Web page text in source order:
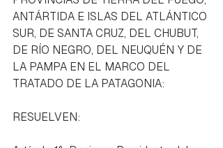
ANTÁRTIDA E ISLAS DEL ATLÁNTICO
SUR, DE SANTA CRUZ, DEL CHUBUT,
DE RÍO NEGRO, DEL NEUQUÉN Y DE
LA PAMPA EN EL MARCO DEL
TRATADO DE LA PATAGONIA:
RESUELVEN: